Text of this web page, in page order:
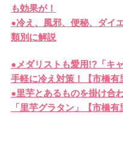
も効果が！
●冷え、風邪、便秘、ダイ
類別に解説
●メダリストも愛用!?「キ
手軽に冷え対策！【市橋有
●里芋とあるものを掛け合
「里芋グラタン」【市橋有